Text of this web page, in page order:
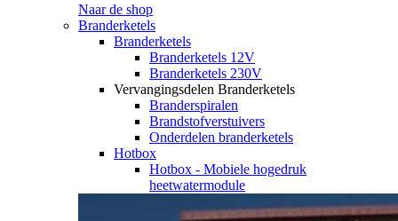
Naar de shop
Branderketels
Branderketels
Branderketels 12V
Branderketels 230V
Vervangingsdelen Branderketels
Branderspiralen
Brandstofverstuivers
Onderdelen branderketels
Hotbox
Hotbox - Mobiele hogedruk
heetwatermodule